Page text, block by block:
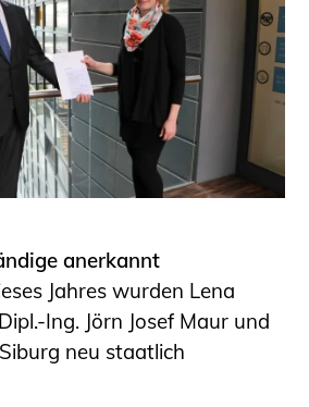
anerkannt
Jahres wurden Lena
Ing. Jörn Josef Maur und
neu staatlich